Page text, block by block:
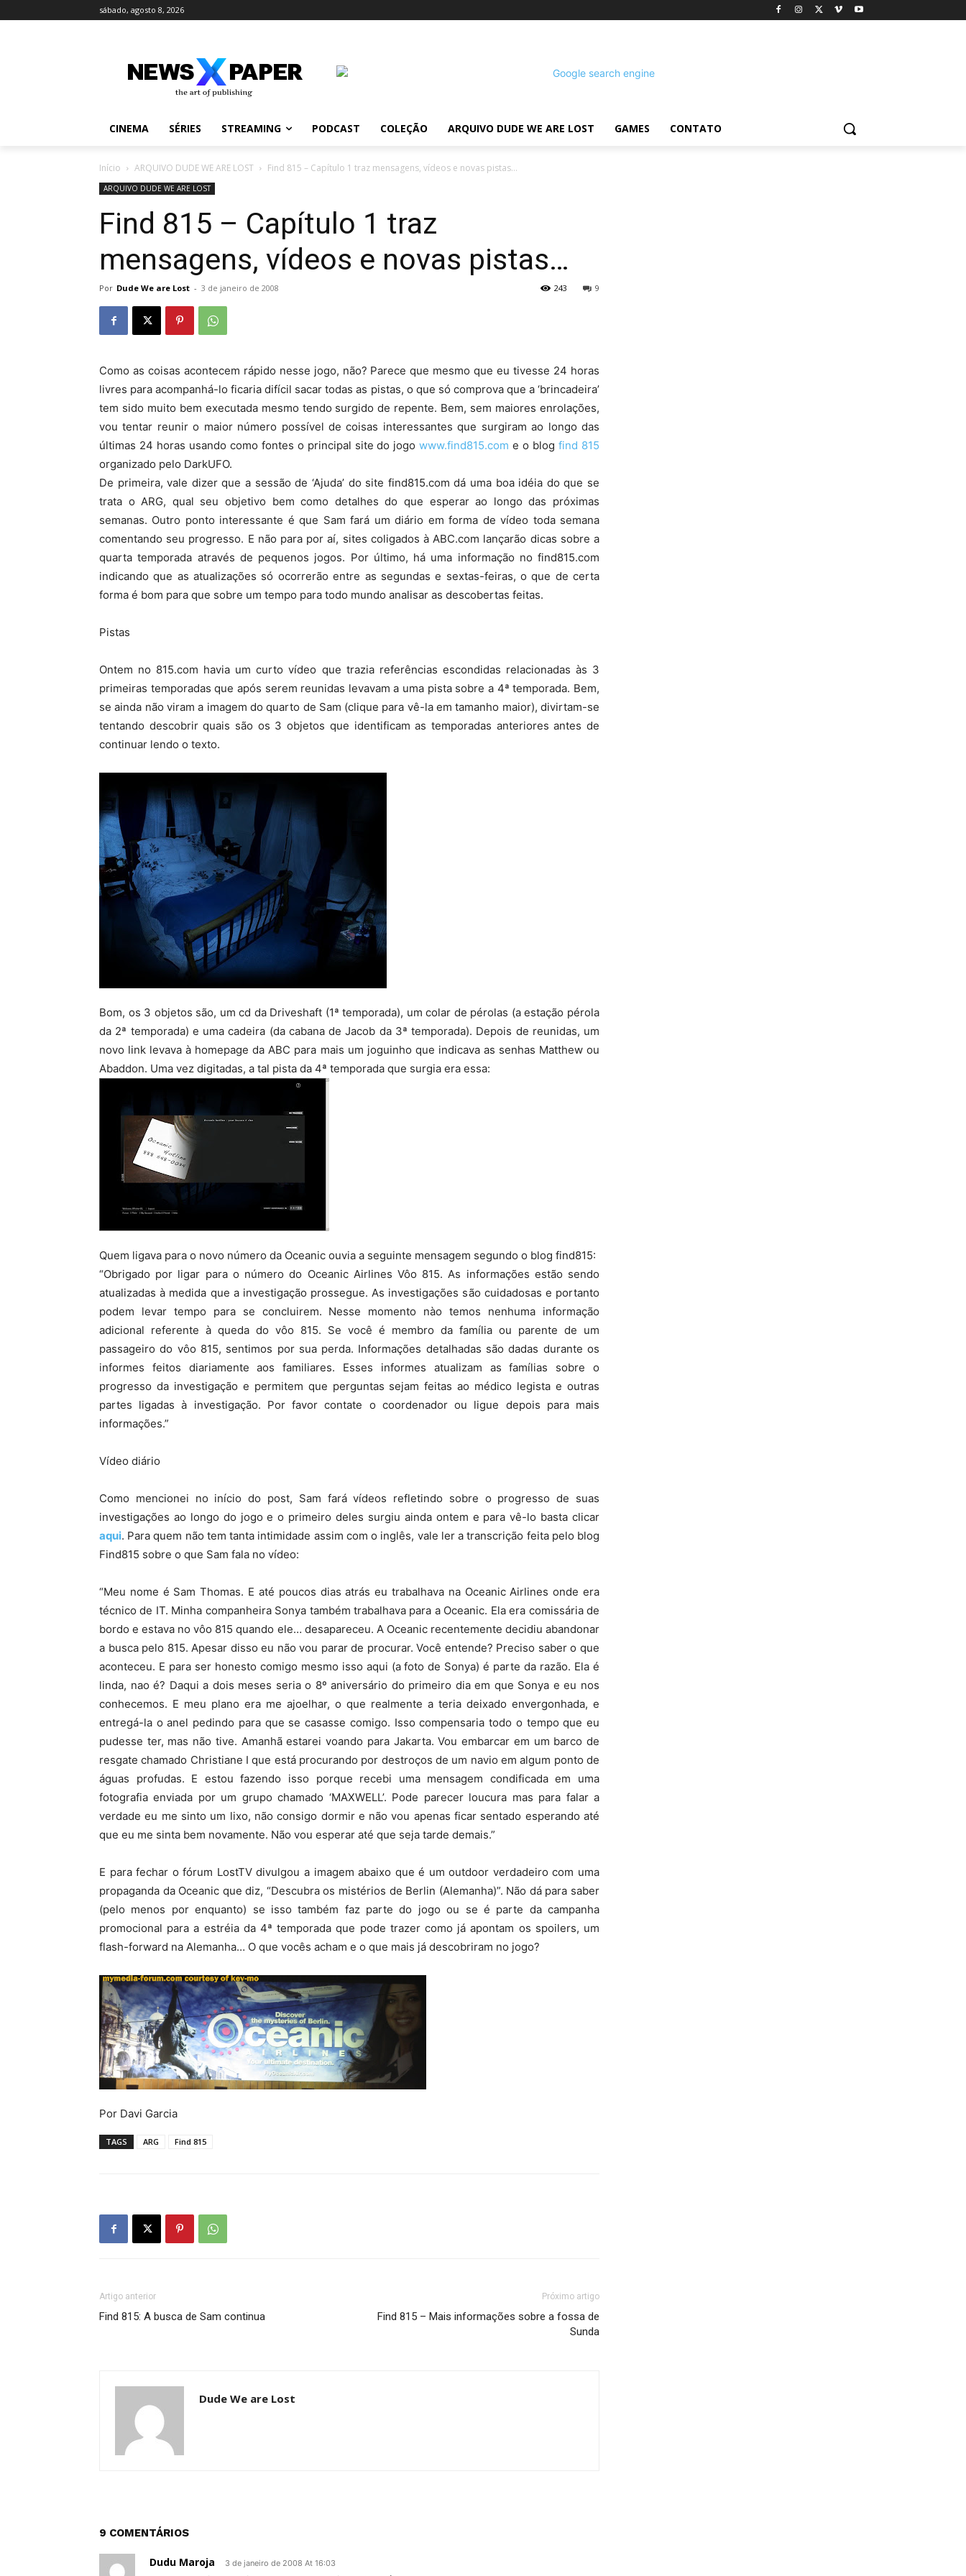
sábado, agosto 8, 2026
CINEMA SÉRIES STREAMING PODCAST COLEÇÃO ARQUIVO DUDE WE ARE LOST GAMES CONTATO
Início ARQUIVO DUDE WE ARE LOST Find 815 – Capítulo 1 traz mensagens, vídeos e novas pistas…
ARQUIVO DUDE WE ARE LOST
Find 815 – Capítulo 1 traz
mensagens, vídeos e novas pistas…
Por Dude We are Lost - 3 de janeiro de 2008 9
243
Como as coisas acontecem rápido nesse jogo, não? Parece que mesmo que eu tivesse 24 horas
livres para acompanhá-lo ficaria difícil sacar todas as pistas, o que só comprova que a ‘brincadeira’
tem sido muito bem executada mesmo tendo surgido de repente. Bem, sem maiores enrolações,
vou tentar reunir o maior número possível de coisas interessantes que surgiram ao longo das
últimas 24 horas usando como fontes o principal site do jogowww.find815.com e o blogfind 815
organizado pelo DarkUFO.
De primeira, vale dizer que a sessão de ‘Ajuda’ do site find815.com dá uma boa idéia do que se
trata o ARG, qual seu objetivo bem como detalhes do que esperar ao longo das próximas
semanas. Outro ponto interessante é que Sam fará um diário em forma de vídeo toda semana
comentando seu progresso. E não para por aí, sites coligados à ABC.com lançarão dicas sobre a
quarta temporada através de pequenos jogos. Por último, há uma informação no find815.com
indicando que as atualizações só ocorrerão entre as segundas e sextas-feiras, o que de certa
forma é bom para que sobre um tempo para todo mundo analisar as descobertas feitas.
Pistas
Ontem no 815.com havia um curto vídeo que trazia referências escondidas relacionadas às 3
primeiras temporadas que após serem reunidas levavam a uma pista sobre a 4ª temporada. Bem,
se ainda não viram a imagem do quarto de Sam (clique para vê-la em tamanho maior), divirtam-se
tentando descobrir quais são os 3 objetos que identificam as temporadas anteriores antes de
continuar lendo o texto.
Bom, os 3 objetos são, um cd da Driveshaft (1ª temporada), um colar de pérolas (a estação pérola
da 2ª temporada) e uma cadeira (da cabana de Jacob da 3ª temporada). Depois de reunidas, um
novo link levava à homepage da ABC para mais um joguinho que indicava as senhas Matthew ou
Abaddon. Uma vez digitadas, a tal pista da 4ª temporada que surgia era essa:
Quem ligava para o novo número da Oceanic ouvia a seguinte mensagem segundo o blog find815:
“Obrigado por ligar para o número do Oceanic Airlines Vôo 815. As informações estão sendo
atualizadas à medida que a investigação prossegue. As investigações são cuidadosas e portanto
podem levar tempo para se concluirem. Nesse momento nào temos nenhuma informação
adicional referente à queda do vôo 815. Se você é membro da família ou parente de um
passageiro do vôo 815, sentimos por sua perda. Informações detalhadas são dadas durante os
informes feitos diariamente aos familiares. Esses informes atualizam as famílias sobre o
progresso da investigação e permitem que perguntas sejam feitas ao médico legista e outras
partes ligadas à investigação. Por favor contate o coordenador ou ligue depois para mais
informações.”
Vídeo diário
Como mencionei no início do post, Sam fará vídeos refletindo sobre o progresso de suas
investigações ao longo do jogo e o primeiro deles surgiu ainda ontem e para vê-lo basta clicar
aqui. Para quem não tem tanta intimidade assim com o inglês, vale ler a transcrição feita pelo blog
Find815 sobre o que Sam fala no vídeo:
“Meu nome é Sam Thomas. E até poucos dias atrás eu trabalhava na Oceanic Airlines onde era
técnico de IT. Minha companheira Sonya também trabalhava para a Oceanic. Ela era comissária de
bordo e estava no vôo 815 quando ele… desapareceu. A Oceanic recentemente decidiu abandonar
a busca pelo 815. Apesar disso eu não vou parar de procurar. Você entende? Preciso saber o que
aconteceu. E para ser honesto comigo mesmo isso aqui (a foto de Sonya) é parte da razão. Ela é
linda, nao é? Daqui a dois meses seria o 8º aniversário do primeiro dia em que Sonya e eu nos
conhecemos. E meu plano era me ajoelhar, o que realmente a teria deixado envergonhada, e
entregá-la o anel pedindo para que se casasse comigo. Isso compensaria todo o tempo que eu
pudesse ter, mas não tive. Amanhã estarei voando para Jakarta. Vou embarcar em um barco de
resgate chamado Christiane I que está procurando por destroços de um navio em algum ponto de
águas profudas. E estou fazendo isso porque recebi uma mensagem condificada em uma
fotografia enviada por um grupo chamado ‘MAXWELL’. Pode parecer loucura mas para falar a
verdade eu me sinto um lixo, não consigo dormir e não vou apenas ficar sentado esperando até
que eu me sinta bem novamente. Não vou esperar até que seja tarde demais.”
E para fechar o fórum LostTV divulgou a imagem abaixo que é um outdoor verdadeiro com uma
propaganda da Oceanic que diz, “Descubra os mistérios de Berlin (Alemanha)”. Não dá para saber
(pelo menos por enquanto) se isso também faz parte do jogo ou se é parte da campanha
promocional para a estréia da 4ª temporada que pode trazer como já apontam os spoilers, um
flash-forward na Alemanha… O que vocês acham e o que mais já descobriram no jogo?
Por Davi Garcia
TAGS ARG Find 815
Artigo anterior
Find 815: A busca de Sam continua
Próximo artigo
Find 815 – Mais informações sobre a fossa de
Sunda
Dude We are Lost
9 COMENTÁRIOS
Dudu Maroja 3 de janeiro de 2008 At 16:03